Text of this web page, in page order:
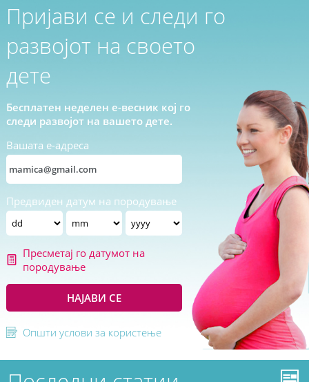
Пријави се и следи го
развојот на своето
дете
Бесплатен неделен е-весник кој го
следи развојот на вашето дете.
Вашата е-адреса
Предвиден датум на породување
Пресметај го датумот на
породување
НАЈАВИ СЕ
Општи услови за користење